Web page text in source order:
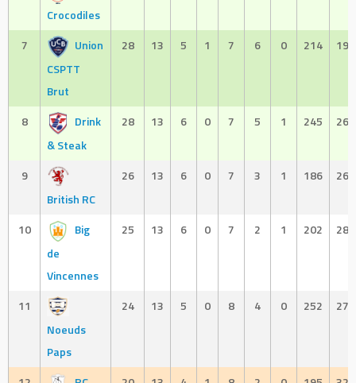
Crocodiles
7
Union
CSPTT
Brut
28 13 5 1 7 6 0 214 195
8
Drink
& Steak
28 13 6 0 7 5 1 245 268
9
British RC
26 13 6 0 7 3 1 186 263
10
Big
de
Vincennes
25 13 6 0 7 2 1 202 288
11
Noeuds
Paps
24 13 5 0 8 4 0 252 276